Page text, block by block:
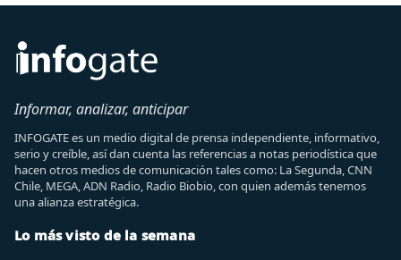
Informar, analizar, anticipar
INFOGATE es un medio digital de prensa independiente, informativo,
serio y creíble, así dan cuenta las referencias a notas periodística que
hacen otros medios de comunicación tales como: La Segunda, CNN
Chile, MEGA, ADN Radio, Radio Biobio, con quien además tenemos
una alianza estratégica.
Lo más visto de la semana